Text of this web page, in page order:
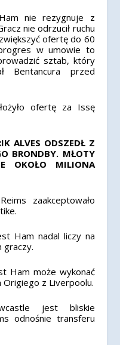
nie rezygnuje z
nie odrzucił ruchu
ofertę do 60
w umowie to
sztab, który
przed
ofertę za Issę
ALVES ODSZEDŁ Z
BRONDBY. MŁOTY
OKOŁO MILIONA
zaakceptowało
Ham nadal liczy na
graczy.
Ham może wykonać
Origiego z Liverpoolu.
jest bliskie
odnośnie transferu